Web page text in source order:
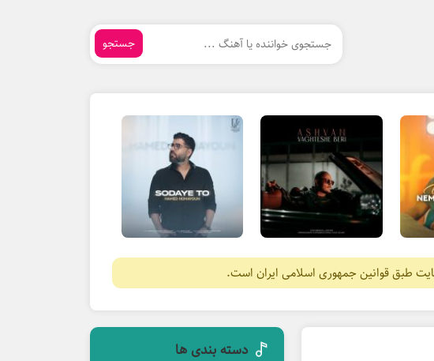
جستجو
طبق قوانین جمهوری اسلامی ایران است.
دسته بندی ها